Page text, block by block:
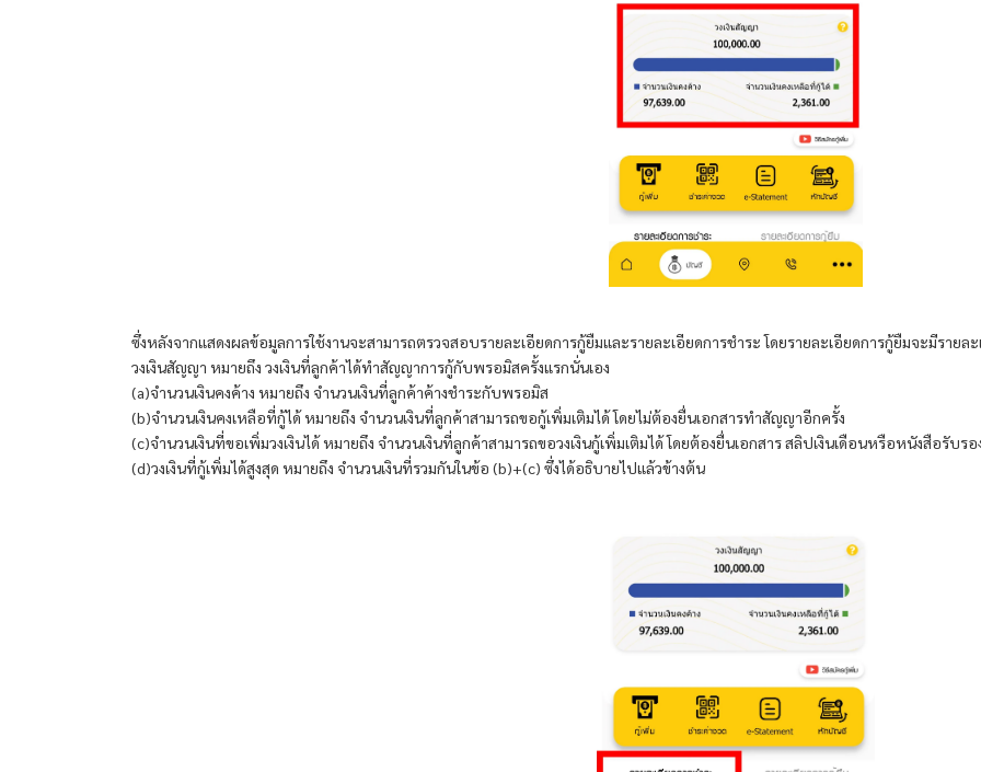
ซึ่งหลังจากแสดงผลข้อมูลการใช้งานจะสามารถตรวจสอบรายละเอียดการกู้ยืมและรายละเอียดการชำระ โดยรายละเอียดการกู้ยืมจะมีรายละ
วงเงินสัญญา หมายถึง วงเงินที่ลูกค้าได้ทำสัญญาการกู้กับพรอมิสครั้งแรกนั่นเอง
(a)จำนวนเงินคงค้าง หมายถึง จำนวนเงินที่ลูกค้าค้างชำระกับพรอมิส
(b)จำนวนเงินคงเหลือที่กู้ได้ หมายถึง จำนวนเงินที่ลูกค้าสามารถขอกู้เพิ่มเติมได้ โดยไม่ต้องยื่นเอกสารทำสัญญาอีกครั้ง
(c)จำนวนเงินที่ขอเพิ่มวงเงินได้ หมายถึง จำนวนเงินที่ลูกค้าสามารถขอวงเงินกู้เพิ่มเติมได้ โดยต้องยื่นเอกสาร สลิปเงินเดือนหรือหนังสือรับ
(d)วงเงินที่กู้เพิ่มได้สูงสุด หมายถึง จำนวนเงินที่รวมกันในข้อ (b)+(c) ซึ่งได้อธิบายไปแล้วข้างต้น